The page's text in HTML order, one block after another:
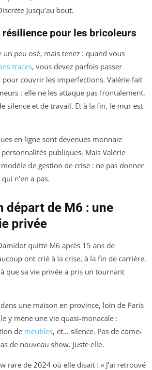
jusqu’au bout.
résilience pour les bricoleurs
un peu osé, mais tenez : quand vous
traces, vous devez parfois passer
pour couvrir les imperfections. Valérie fait
: elle ne les attaque pas frontalement,
silence et de travail. Et à la fin, le mur est
en ligne sont devenues monnaie
publiques. Mais Valérie
de gestion de crise : ne pas donner
n’en a pas.
départ de M6 : une
privée
quitte M6 après 15 ans de
ont crié à la crise, à la fin de carrière.
que sa vie privée a pris un tournant
dans une maison en province, loin de Paris
y mène une vie quasi-monacale :
de meubles, et… silence. Pas de come-
de nouveau show. Juste elle.
rare de 2024 où elle disait : « J’ai retrouvé